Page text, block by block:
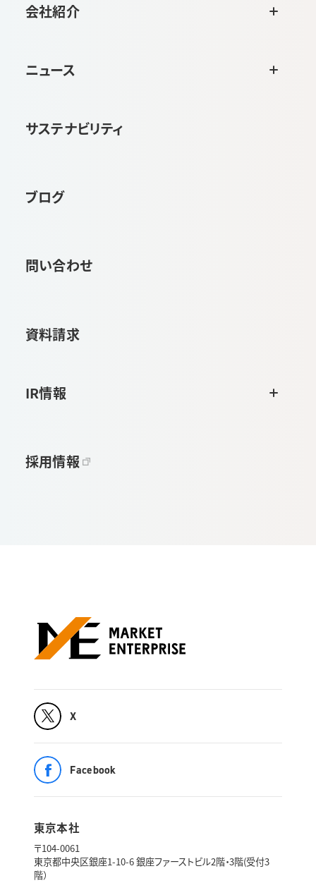
X
Facebook
東京本社
〒104-0061
東京都中央区銀座1-10-6 銀座ファーストビル2階・3階(受付3
階）
会社紹介
ニュース
サステナビリティ
ブログ
問い合わせ
資料請求
IR情報
採用情報